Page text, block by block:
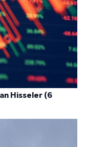
Hisseler (6